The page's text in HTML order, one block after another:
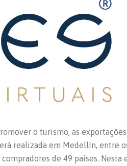
o turismo, as exportações
realizada em Medellín, entre
de 49 países. Nesta